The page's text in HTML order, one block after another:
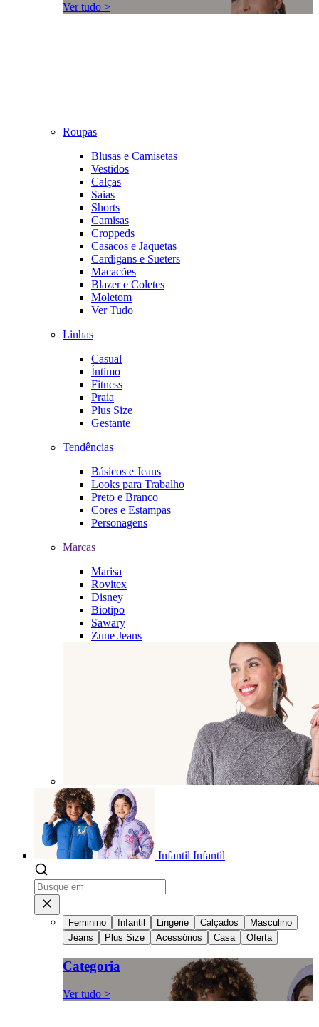
Ver tudo >
Roupas
Blusas e Camisetas
Vestidos
Calças
Saias
Shorts
Camisas
Croppeds
Casacos e Jaquetas
Cardigans e Sueters
Macacões
Blazer e Coletes
Moletom
Ver Tudo
Linhas
Casual
Íntimo
Fitness
Praia
Plus Size
Gestante
Tendências
Básicos e Jeans
Looks para Trabalho
Preto e Branco
Cores e Estampas
Personagens
Marcas
Marisa
Rovitex
Disney
Biotipo
Sawary
Zune Jeans
Infantil Infantil
Feminino Infantil Lingerie Calçados
Masculino
Jeans
Plus Size Acessórios Casa Oferta
Categoria
Ver tudo >